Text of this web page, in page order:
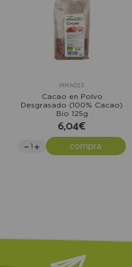
MMA023
Cacao en Polvo
Desgrasado (100% Cacao)
Bio 125g
6,04€
compra